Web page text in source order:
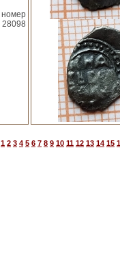
номер
28098
1 2 3 4 5 6 7 8 9 10 11 12 13 14 15